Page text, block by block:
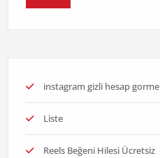
instagram gizli hesap gorme
Liste
Reels Beğeni Hilesi Ücretsiz